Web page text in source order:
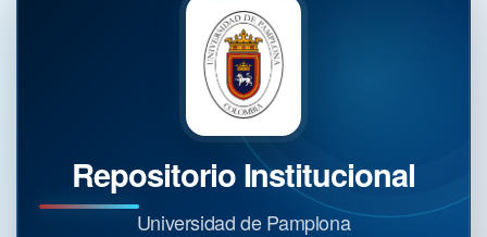
Repositorio Institucional
Universidad de Pamplona